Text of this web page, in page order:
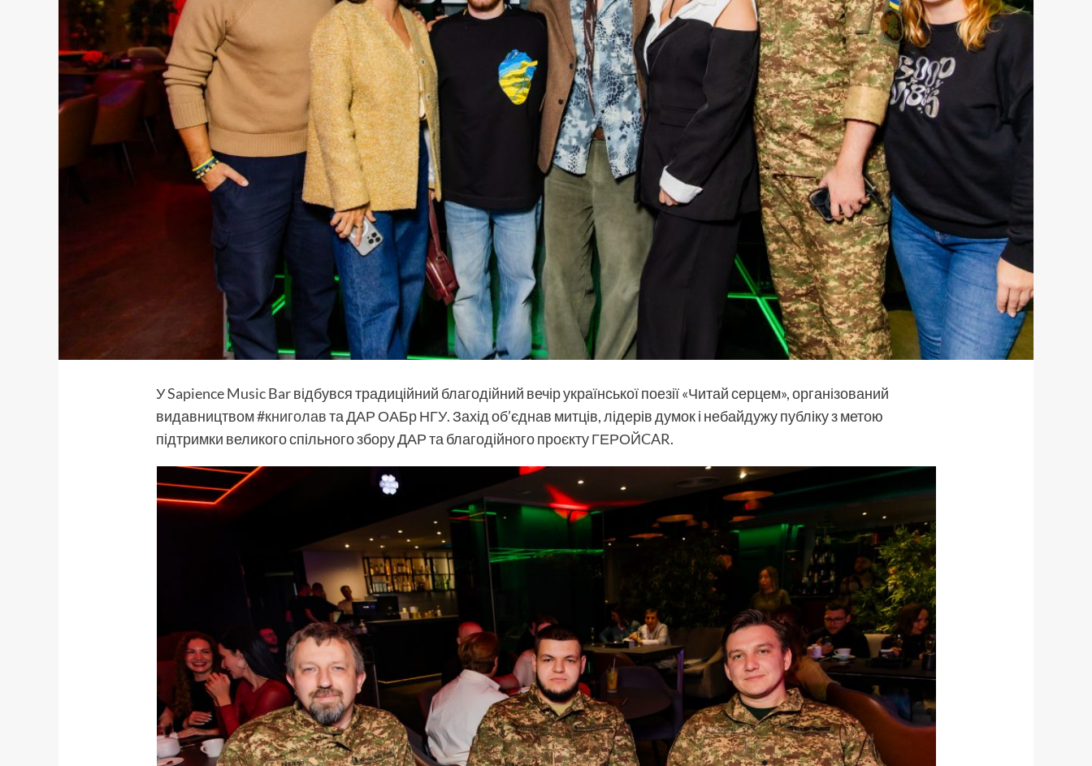
УSapience Music Barвідбувся традиційний благодійний вечір української поезії «Читай серцем», організований
видавництвом#книголавтаДАР ОАБр НГУ. Захід об’єднав митців, лідерів думок і небайдужу публіку з метою
підтримки великого спільного збору ДАР та благодійного проєктуГЕРОЙCAR.